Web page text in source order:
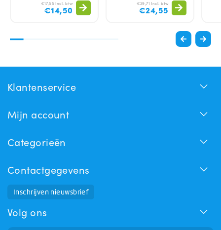
€17,55 Incl. btw
€14,50
€29,71 Incl. btw
€24,55
Klantenservice
Mijn account
Categorieën
Contactgegevens
Inschrijven nieuwsbrief
Volg ons